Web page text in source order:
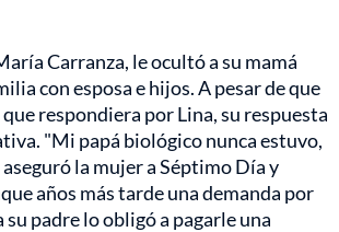
Carranza, le ocultó a su mamá
con esposa e hijos. A pesar de que
respondiera por Lina, su respuesta
"Mi papá biológico nunca estuvo,
la mujer a Séptimo Día y
años más tarde una demanda por
padre lo obligó a pagarle una